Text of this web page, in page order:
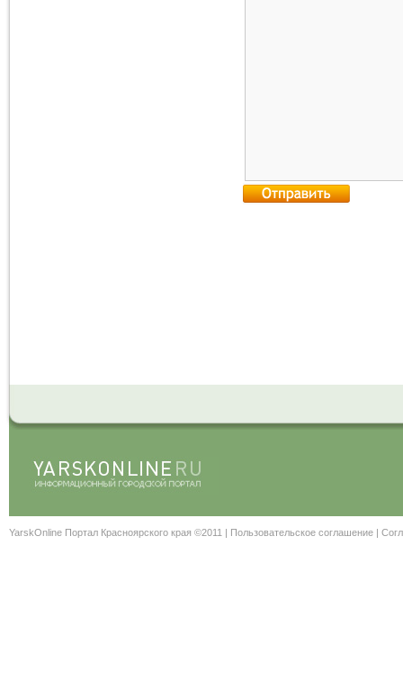
YarskOnline Портал Красноярского края ©2011 | Пользовательское соглашение |